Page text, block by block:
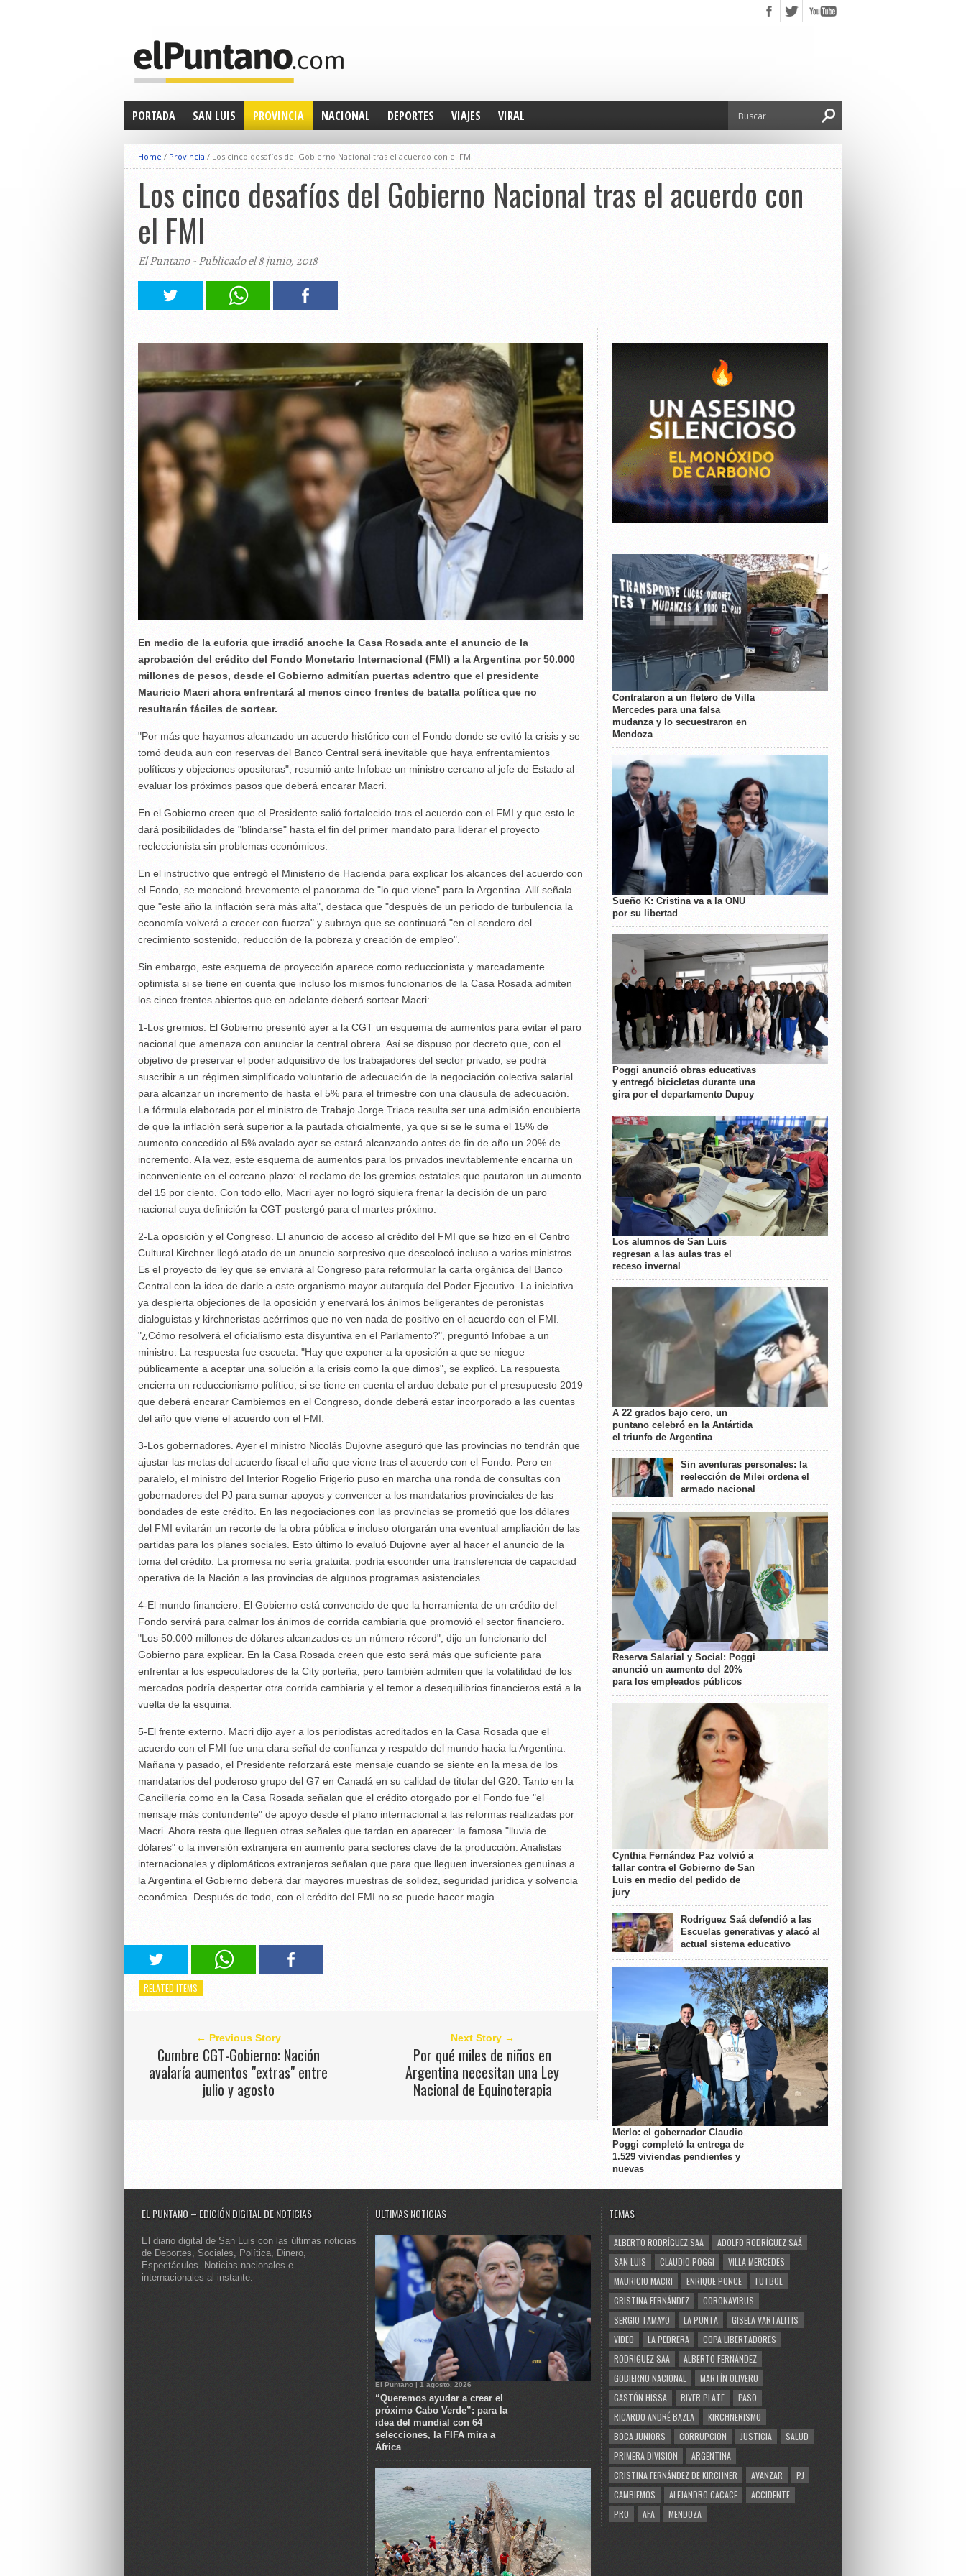
PORTADA SAN LUIS PROVINCIA NACIONAL DEPORTES VIAJES VIRAL
Home / Provincia / Los cinco desafíos del Gobierno Nacional tras el acuerdo con el FMI
Los cinco desafíos del Gobierno Nacional tras el acuerdo con
el FMI
El Puntano - Publicado el 8 junio, 2018
En medio de la euforia que irradió anoche la Casa Rosada ante el anuncio de la
aprobación del crédito del Fondo Monetario Internacional (FMI) a la Argentina por 50.000
millones de pesos, desde el Gobierno admitían puertas adentro que el presidente
Mauricio Macri ahora enfrentará al menos cinco frentes de batalla política que no
resultarán fáciles de sortear.
"Por más que hayamos alcanzado un acuerdo histórico con el Fondo donde se evitó la crisis y se
tomó deuda aun con reservas del Banco Central será inevitable que haya enfrentamientos
políticos y objeciones opositoras", resumió ante Infobae un ministro cercano al jefe de Estado al
evaluar los próximos pasos que deberá encarar Macri.
En el Gobierno creen que el Presidente salió fortalecido tras el acuerdo con el FMI y que esto le
dará posibilidades de "blindarse" hasta el fin del primer mandato para liderar el proyecto
reeleccionista sin problemas económicos.
En el instructivo que entregó el Ministerio de Hacienda para explicar los alcances del acuerdo con
el Fondo, se mencionó brevemente el panorama de "lo que viene" para la Argentina. Allí señala
que "este año la inflación será más alta", destaca que "después de un período de turbulencia la
economía volverá a crecer con fuerza" y subraya que se continuará "en el sendero del
crecimiento sostenido, reducción de la pobreza y creación de empleo".
Sin embargo, este esquema de proyección aparece como reduccionista y marcadamente
optimista si se tiene en cuenta que incluso los mismos funcionarios de la Casa Rosada admiten
los cinco frentes abiertos que en adelante deberá sortear Macri:
1-Los gremios. El Gobierno presentó ayer a la CGT un esquema de aumentos para evitar el paro
nacional que amenaza con anunciar la central obrera. Así se dispuso por decreto que, con el
objetivo de preservar el poder adquisitivo de los trabajadores del sector privado, se podrá
suscribir a un régimen simplificado voluntario de adecuación de la negociación colectiva salarial
para alcanzar un incremento de hasta el 5% para el trimestre con una cláusula de adecuación.
La fórmula elaborada por el ministro de Trabajo Jorge Triaca resulta ser una admisión encubierta
de que la inflación será superior a la pautada oficialmente, ya que si se le suma el 15% de
aumento concedido al 5% avalado ayer se estará alcanzando antes de fin de año un 20% de
incremento. A la vez, este esquema de aumentos para los privados inevitablemente encarna un
inconveniente en el cercano plazo: el reclamo de los gremios estatales que pautaron un aumento
del 15 por ciento. Con todo ello, Macri ayer no logró siquiera frenar la decisión de un paro
nacional cuya definición la CGT postergó para el martes próximo.
2-La oposición y el Congreso. El anuncio de acceso al crédito del FMI que se hizo en el Centro
Cultural Kirchner llegó atado de un anuncio sorpresivo que descolocó incluso a varios ministros.
Es el proyecto de ley que se enviará al Congreso para reformular la carta orgánica del Banco
Central con la idea de darle a este organismo mayor autarquía del Poder Ejecutivo. La iniciativa
ya despierta objeciones de la oposición y enervará los ánimos beligerantes de peronistas
dialoguistas y kirchneristas acérrimos que no ven nada de positivo en el acuerdo con el FMI.
"¿Cómo resolverá el oficialismo esta disyuntiva en el Parlamento?", preguntó Infobae a un
ministro. La respuesta fue escueta: "Hay que exponer a la oposición a que se niegue
públicamente a aceptar una solución a la crisis como la que dimos", se explicó. La respuesta
encierra un reduccionismo político, si se tiene en cuenta el arduo debate por el presupuesto 2019
que deberá encarar Cambiemos en el Congreso, donde deberá estar incorporado a las cuentas
del año que viene el acuerdo con el FMI.
3-Los gobernadores. Ayer el ministro Nicolás Dujovne aseguró que las provincias no tendrán que
ajustar las metas del acuerdo fiscal el año que viene tras el acuerdo con el Fondo. Pero en
paralelo, el ministro del Interior Rogelio Frigerio puso en marcha una ronda de consultas con
gobernadores del PJ para sumar apoyos y convencer a los mandatarios provinciales de las
bondades de este crédito. En las negociaciones con las provincias se prometió que los dólares
del FMI evitarán un recorte de la obra pública e incluso otorgarán una eventual ampliación de las
partidas para los planes sociales. Esto último lo evaluó Dujovne ayer al hacer el anuncio de la
toma del crédito. La promesa no sería gratuita: podría esconder una transferencia de capacidad
operativa de la Nación a las provincias de algunos programas asistenciales.
4-El mundo financiero. El Gobierno está convencido de que la herramienta de un crédito del
Fondo servirá para calmar los ánimos de corrida cambiaria que promovió el sector financiero.
"Los 50.000 millones de dólares alcanzados es un número récord", dijo un funcionario del
Gobierno para explicar. En la Casa Rosada creen que esto será más que suficiente para
enfrentar a los especuladores de la City porteña, pero también admiten que la volatilidad de los
mercados podría despertar otra corrida cambiaria y el temor a desequilibrios financieros está a la
vuelta de la esquina.
5-El frente externo. Macri dijo ayer a los periodistas acreditados en la Casa Rosada que el
acuerdo con el FMI fue una clara señal de confianza y respaldo del mundo hacia la Argentina.
Mañana y pasado, el Presidente reforzará este mensaje cuando se siente en la mesa de los
mandatarios del poderoso grupo del G7 en Canadá en su calidad de titular del G20. Tanto en la
Cancillería como en la Casa Rosada señalan que el crédito otorgado por el Fondo fue "el
mensaje más contundente" de apoyo desde el plano internacional a las reformas realizadas por
Macri. Ahora resta que lleguen otras señales que tardan en aparecer: la famosa "lluvia de
dólares" o la inversión extranjera en aumento para sectores clave de la producción. Analistas
internacionales y diplomáticos extranjeros señalan que para que lleguen inversiones genuinas a
la Argentina el Gobierno deberá dar mayores muestras de solidez, seguridad jurídica y solvencia
económica. Después de todo, con el crédito del FMI no se puede hacer magia.
RELATED ITEMS
← Previous Story
Cumbre CGT-Gobierno: Nación
avalaría aumentos "extras" entre
julio y agosto
Next Story →
Por qué miles de niños en
Argentina necesitan una Ley
Nacional de Equinoterapia
Contrataron a un fletero de Villa
Mercedes para una falsa
mudanza y lo secuestraron en
Mendoza
Sueño K: Cristina va a la ONU
por su libertad
Poggi anunció obras educativas
y entregó bicicletas durante una
gira por el departamento Dupuy
Los alumnos de San Luis
regresan a las aulas tras el
receso invernal
A 22 grados bajo cero, un
puntano celebró en la Antártida
el triunfo de Argentina
Sin aventuras personales: la
reelección de Milei ordena el
armado nacional
Reserva Salarial y Social: Poggi
anunció un aumento del 20%
para los empleados públicos
Cynthia Fernández Paz volvió a
fallar contra el Gobierno de San
Luis en medio del pedido de
jury
Rodríguez Saá defendió a las
Escuelas generativas y atacó al
actual sistema educativo
Merlo: el gobernador Claudio
Poggi completó la entrega de
1.529 viviendas pendientes y
nuevas
EL PUNTANO – EDICIÓN DIGITAL DE NOTICIAS
El diario digital de San Luis con las últimas noticias
de Deportes, Sociales, Política, Dinero,
Espectáculos. Noticias nacionales e
internacionales al instante.
ULTIMAS NOTICIAS
El Puntano | 1 agosto, 2026
“Queremos ayudar a crear el
próximo Cabo Verde”: para la
idea del mundial con 64
selecciones, la FIFA mira a
África
TEMAS
ALBERTO RODRÍGUEZ SAÁ
ADOLFO RODRÍGUEZ SAÁ
SAN LUIS
CLAUDIO POGGI
VILLA MERCEDES
MAURICIO MACRI
ENRIQUE PONCE
FUTBOL
CRISTINA FERNÁNDEZ
CORONAVIRUS
SERGIO TAMAYO
LA PUNTA
GISELA VARTALITIS
VIDEO
LA PEDRERA
COPA LIBERTADORES
RODRIGUEZ SAA
ALBERTO FERNÁNDEZ
GOBIERNO NACIONAL
MARTÍN OLIVERO
GASTÓN HISSA
RIVER PLATE
PASO
RICARDO ANDRÉ BAZLA
KIRCHNERISMO
BOCA JUNIORS
CORRUPCION JUSTICIA
SALUD
PRIMERA DIVISION
ARGENTINA
CRISTINA FERNÁNDEZ DE KIRCHNER
AVANZAR
PJ
CAMBIEMOS
ALEJANDRO CACACE
ACCIDENTE
PRO
AFA MENDOZA